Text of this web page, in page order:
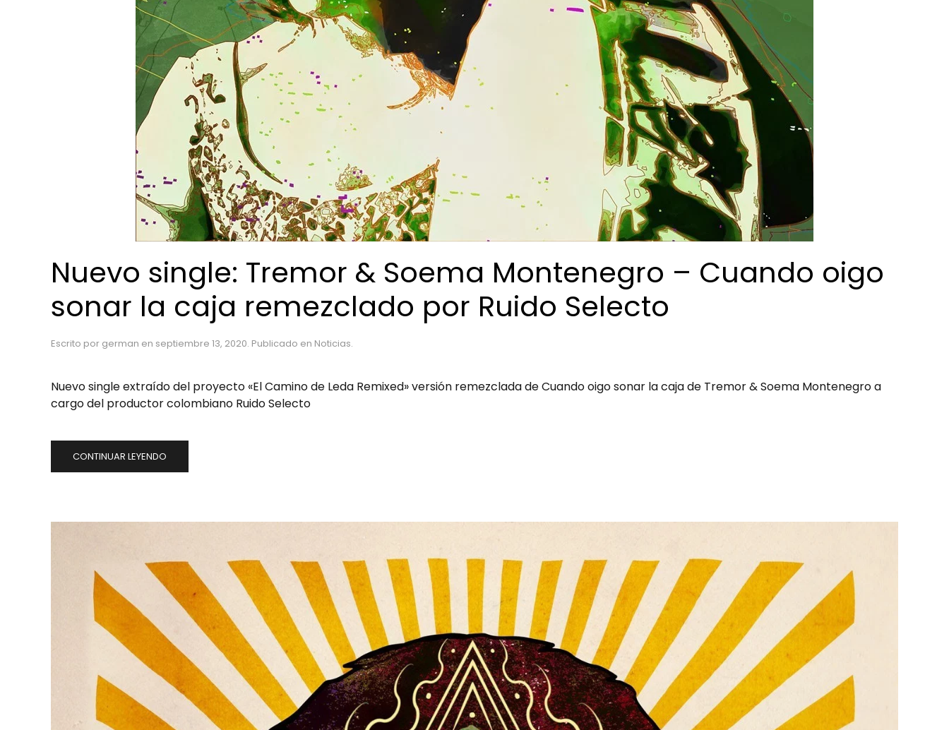
Nuevo single: Tremor & Soema Montenegro – Cuando oigo
sonar la caja remezclado por Ruido Selecto
Escrito por german en septiembre 13, 2020. Publicado en Noticias.
Nuevo single extraído del proyecto «El Camino de Leda Remixed» versión remezclada de Cuando oigo sonar la caja de Tremor & Soema Montenegro a
cargo del productor colombiano Ruido Selecto
CONTINUAR LEYENDO